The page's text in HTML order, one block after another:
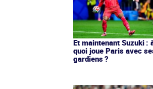
Et maintenant Suzuki :
quoi joue Paris avec
gardiens ?